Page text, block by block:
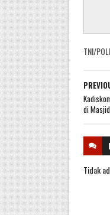
TNI/
di
Tidak